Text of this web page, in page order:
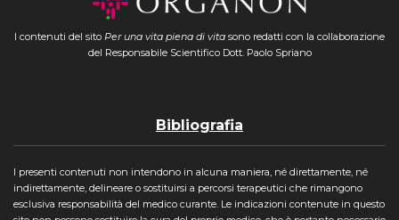
nonne in presenza di
essere in grado di alleviare i
sintomi della rinite. Agisce
inibendo alcune molecole
I contenuti del sito Per una vita piena di vita sono redatti con la collaborazione
del Responsabile Scientifico Dott. Paolo Spriano
Bibliografia
I presenti contenuti non intendono in alcuna maniera, né direttamente, né
indirettamente, delineare o sostituirsi a percorsi terapeutici che rimangono
esclusiva responsabilità del medico curante. Le indicazioni contenute in questo